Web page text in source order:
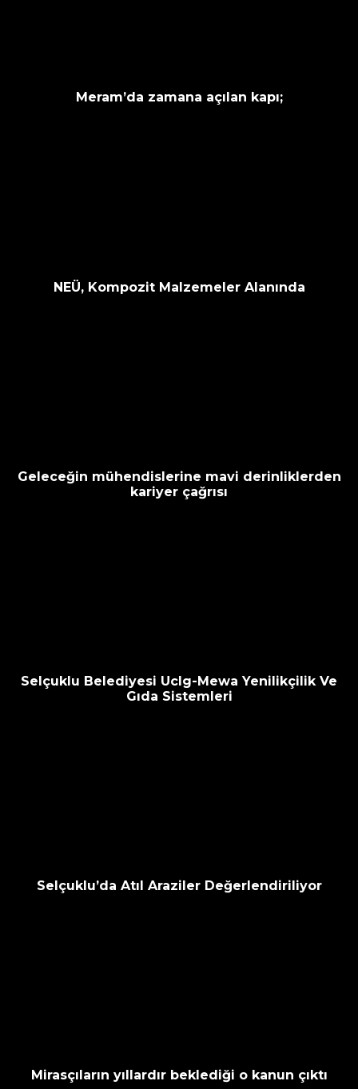
Meram’da zamana açılan kapı;
NEÜ, Kompozit Malzemeler Alanında
Geleceğin mühendislerine mavi derinliklerden
kariyer çağrısı
Selçuklu Belediyesi Uclg-Mewa Yenilikçilik Ve
Gıda Sistemleri
Selçuklu’da Atıl Araziler Değerlendiriliyor
Mirasçıların yıllardır beklediği o kanun çıktı